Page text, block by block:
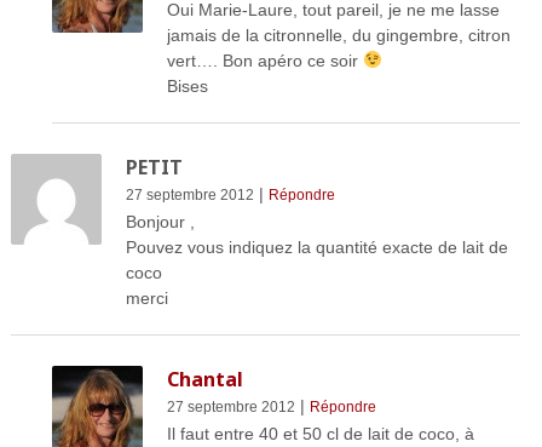
Oui Marie-Laure, tout pareil, je ne me lasse
jamais de la citronnelle, du gingembre, citron
vert…. Bon apéro ce soir
Bises
PETIT
27 septembre 2012 | Répondre
Bonjour ,
Pouvez vous indiquez la quantité exacte de lait de
coco
merci
Chantal
27 septembre 2012 | Répondre
Il faut entre 40 et 50 cl de lait de coco, à